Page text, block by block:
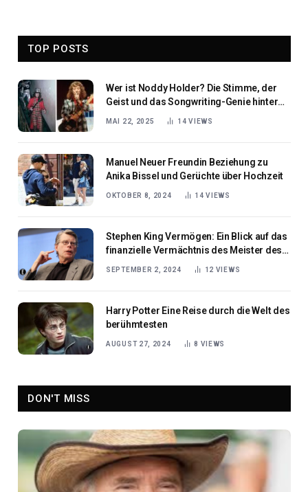
TOP POSTS
Wer ist Noddy Holder? Die Stimme, der
Geist und das Songwriting-Genie hinter
MAI 22, 2025 14VIEWS
Manuel Neuer Freundin Beziehung zu
Anika Bissel und Gerüchte über Hochzeit
OKTOBER 8, 2024 14VIEWS
Stephen King Vermögen: Ein Blick auf das
finanzielle Vermächtnis des Meister des
SEPTEMBER 2, 2024 12 VIEWS
Harry Potter Eine Reise durch die Welt des
berühmtesten
AUGUST 27, 2024 8 VIEWS
DON'T MISS